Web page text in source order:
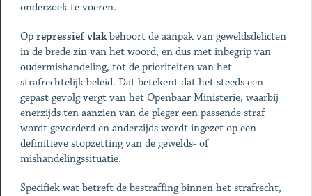
onderzoek te voeren.
Op repressief vlakbehoort de aanpak van geweldsdelicten
in de brede zin van het woord, en dus met inbegrip van
oudermishandeling, tot de prioriteiten van het
strafrechtelijk beleid. Dat betekent dat het steeds een
gepast gevolg vergt van het Openbaar Ministerie, waarbij
enerzijds ten aanzien van de pleger een passende straf
wordt gevorderd en anderzijds wordt ingezet op een
definitieve stopzetting van de gewelds- of
mishandelingssituatie.
Specifiek wat betreft de bestraffing binnen het strafrecht,